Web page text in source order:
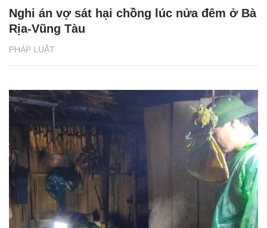
PHÁP LUẬT
Nghi án vợ sát hại chồng lúc nửa đêm ở Bà
Rịa-Vũng Tàu